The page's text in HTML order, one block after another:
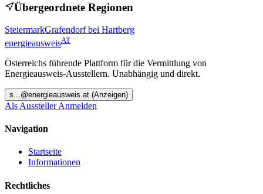
Übergeordnete Regionen
SteiermarkGrafendorf bei Hartberg
energieausweisAT
Österreichs führende Plattform für die Vermittlung von
Energieausweis-Ausstellern. Unabhängig und direkt.
s ...@energieausweis.at (Anzeigen)
Als Aussteller Anmelden
Navigation
Startseite
Informationen
Rechtliches